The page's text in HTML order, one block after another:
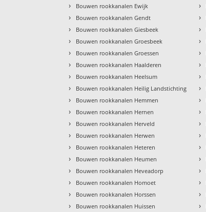
› Bouwen rookkanalen Ewijk
› Bouwen rookkanalen Gendt
› Bouwen rookkanalen Giesbeek
› Bouwen rookkanalen Groesbeek
› Bouwen rookkanalen Groessen
› Bouwen rookkanalen Haalderen
› Bouwen rookkanalen Heelsum
› Bouwen rookkanalen Heilig Landstichting
› Bouwen rookkanalen Hemmen
› Bouwen rookkanalen Hernen
› Bouwen rookkanalen Herveld
› Bouwen rookkanalen Herwen
› Bouwen rookkanalen Heteren
› Bouwen rookkanalen Heumen
› Bouwen rookkanalen Heveadorp
› Bouwen rookkanalen Homoet
› Bouwen rookkanalen Horssen
› Bouwen rookkanalen Huissen
›
›
›
›
›
›
›
›
›
›
›
›
›
›
›
›
›
›